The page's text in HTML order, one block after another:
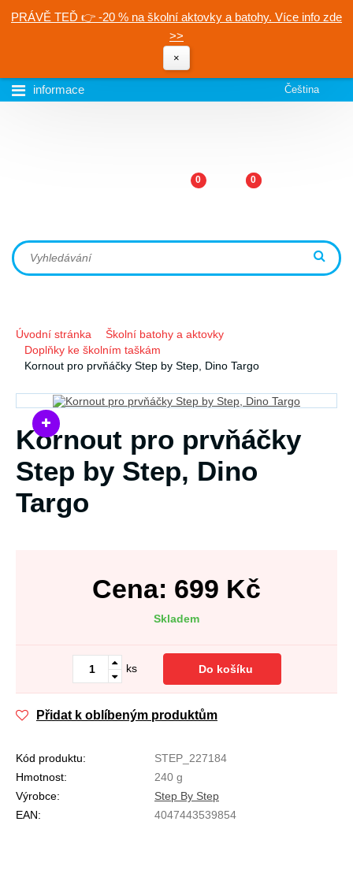
PRÁVĚ TEĎ 👉 -20 % na školní aktovky a batohy. Více info zde
>>
×
informace Čeština
0 0
Úvodní stránka
Školní batohy a aktovky
Doplňky ke školním taškám
Kornout pro prvňáčky Step by Step, Dino Targo
Kornout pro prvňáčky
Step by Step, Dino
Targo
Cena: 699 Kč
Skladem
ks Do košíku
Přidat k oblíbeným produktům
Kód produktu:
STEP_227184
Hmotnost:
240 g
Výrobce:
Step By Step
EAN:
4047443539854